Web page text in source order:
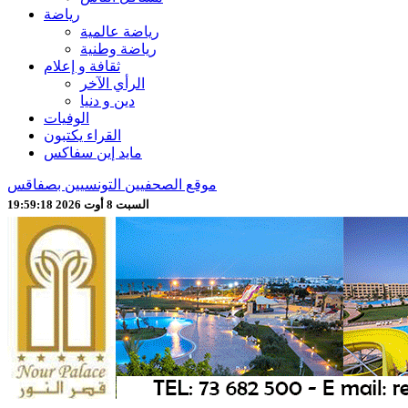
رياضة
رياضة عالمية
رياضة وطنية
ثقافة و إعلام
الرأي الآخر
دين و دنيا
الوفيات
القراء يكتبون
مايد إين سفاكس
موقع الصحفيين التونسيين بصفاقس
السبت 8 أوت 2026 19:59:20